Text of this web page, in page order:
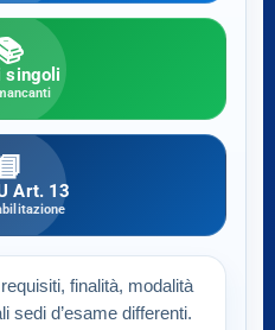
singoli
📘
Art. 13
finalità, modalità
sedi d’esame differenti.